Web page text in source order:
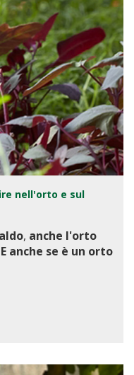
nell'orto e sul
, anche l'orto
anche se è un orto